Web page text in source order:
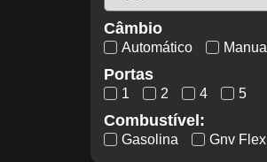
Câmbio
Automático Manual
Portas
1 2 4 5
Combustível:
Gasolina Gnv Flex